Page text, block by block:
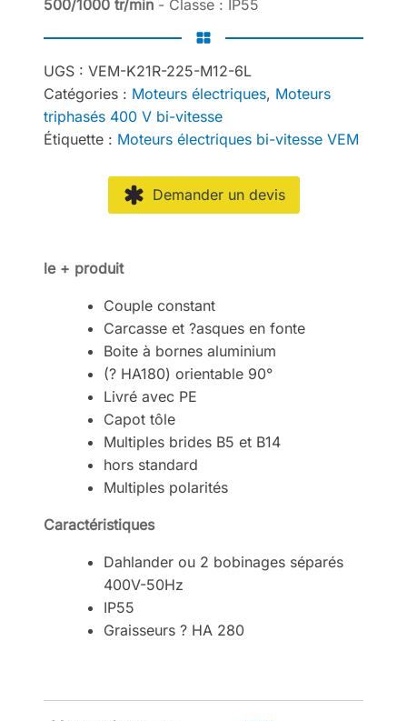
500/1000 tr/min - Classe : IP55
UGS : VEM-K21R-225-M12-6L
Catégories : Moteurs électriques, Moteurs
triphasés 400 V bi-vitesse
Étiquette : Moteurs électriques bi-vitesse VEM
Demander un devis
le + produit
Couple constant
Carcasse et ?asques en fonte
Boite à bornes aluminium
(? HA180) orientable 90°
Livré avec PE
Capot tôle
Multiples brides B5 et B14
hors standard
Multiples polarités
Caractéristiques
Dahlander ou 2 bobinages séparés
400V-50Hz
IP55
Graisseurs ? HA 280